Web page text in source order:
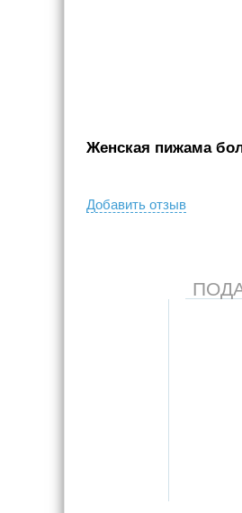
Женская пижама
Добавить отзыв